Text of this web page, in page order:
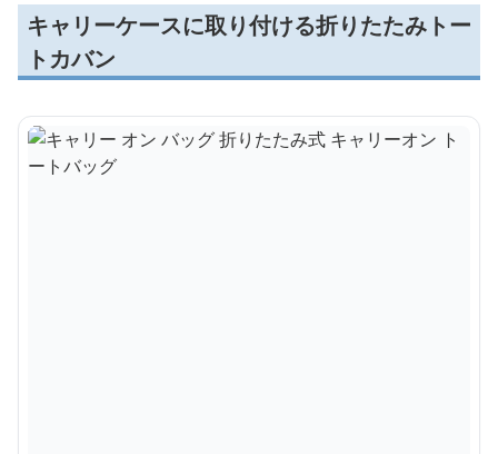
キャリーケースに取り付ける折りたたみトー
トカバン